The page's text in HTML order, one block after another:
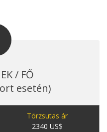
/ FŐ
esetén)
Törzsutas ár
2340 US$